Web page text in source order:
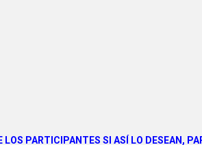
PARTICIPANTES SI ASÍ LO DESEAN,